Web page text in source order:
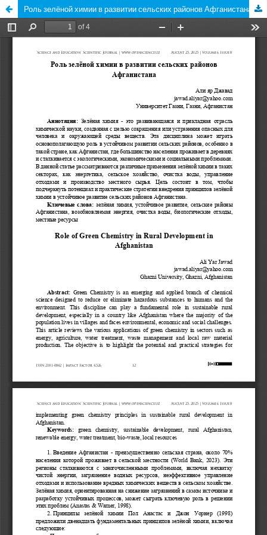
Роль зелёной химии в развитии сельских районов Афганистана